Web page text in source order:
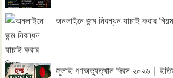
অনলাইনে জন্ম নিবন্ধন যাচাই করার
জুলাই গণঅভ্যুত্থান দিবস ২০২৬ |